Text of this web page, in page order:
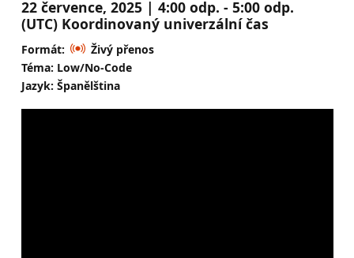
22 července, 2025 | 4:00 odp. - 5:00 odp.
(UTC) Koordinovaný univerzální čas
Formát:
Živý přenos
Téma: Low/No-Code
Jazyk: Španělština